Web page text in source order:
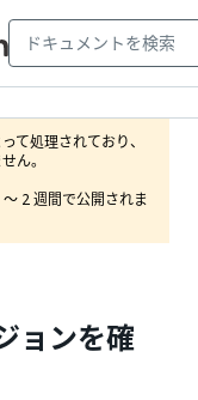
て処理されており、
ん。
2 週間で公開されま
ョンを確